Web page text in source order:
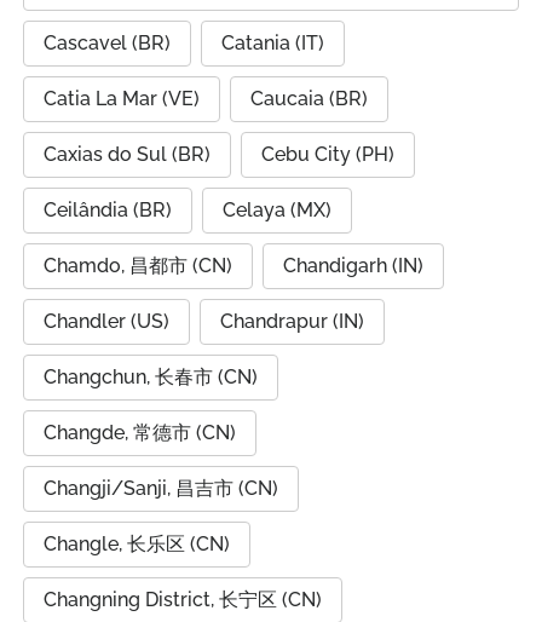
Cascavel (BR) Catania (IT)
Catia La Mar (VE) Caucaia (BR)
Caxias do Sul (BR) Cebu City (PH)
Ceilândia (BR) Celaya (MX)
Chamdo, 昌都市 (CN) Chandigarh (IN)
Chandler (US) Chandrapur (IN)
Changchun, 长春市 (CN)
Changde, 常德市 (CN)
Changji/Sanji, 昌吉市 (CN)
Changle, 长乐区 (CN)
Changning District, 长宁区 (CN)